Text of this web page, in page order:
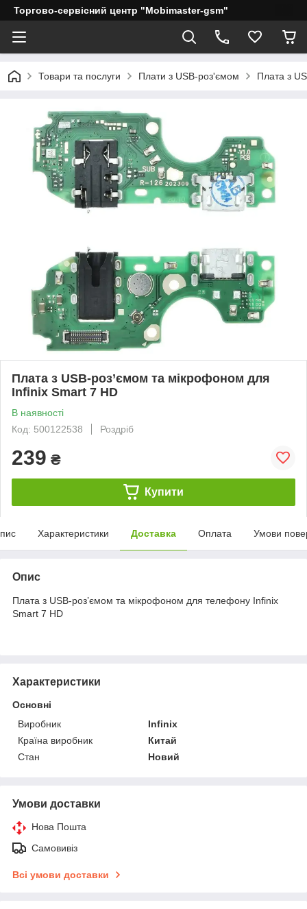
Торгово-сервісний центр "Mobimaster-gsm"
Товари та послуги Плати з USB-роз'ємом Плата з
Плата з USB-роз’ємом та мікрофоном для
Infinix Smart 7 HD
В наявності
Код: 500122538
Роздріб
239 ₴
Купити
Характеристики Доставка Оплата Умови
Опис
Плата з USB-роз’ємом та мікрофоном для телефону Infinix
Smart 7 HD
Характеристики
Основні
Виробник
Infinix
Країна виробник
Китай
Стан
Новий
Умови доставки
Нова Пошта
Самовивіз
Всі умови доставки